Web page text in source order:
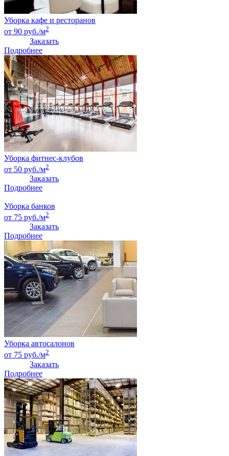
Уборка кафе и ресторанов
от 90 руб./м2
Заказать
Подробнее
Уборка фитнес-клубов
от 50 руб./м2
Заказать
Подробнее
Уборка банков
от 75 руб./м2
Заказать
Подробнее
Уборка автосалонов
от 75 руб./м2
Заказать
Подробнее